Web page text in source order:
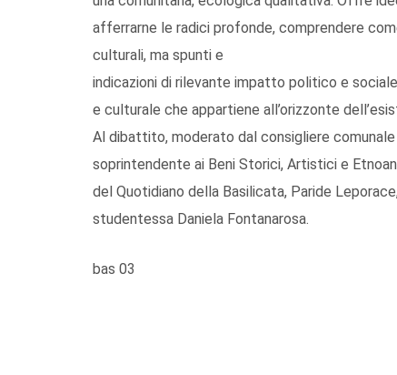
afferrarne le radici profonde, comprendere
culturali, ma spunti e
indicazioni di rilevante impatto politico e
e culturale che appartiene all’orizzonte
Al dibattito, moderato dal consigliere
soprintendente ai Beni Storici, Artistici e
del Quotidiano della Basilicata, Paride
studentessa Daniela Fontanarosa.
bas 03